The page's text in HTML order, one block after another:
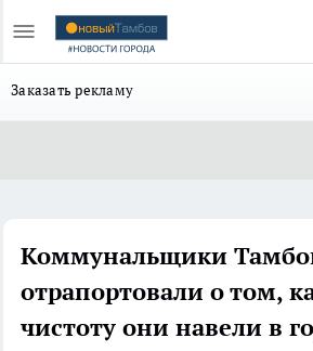
Заказать рекламу
Коммунальщики
отрапортовали о том,
чистоту они навели в